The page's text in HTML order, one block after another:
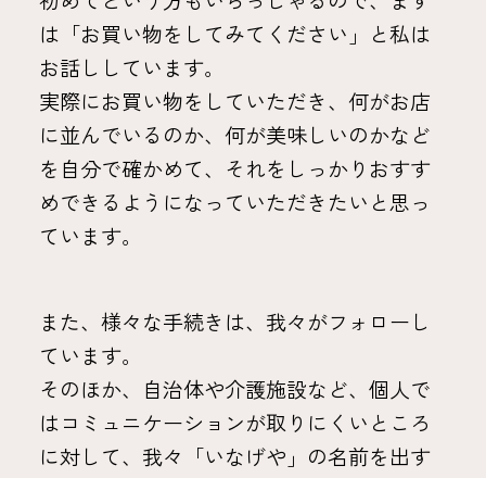
は「お買い物をしてみてください」と私は
お話ししています。
実際にお買い物をしていただき、何がお店
に並んでいるのか、何が美味しいのかなど
を自分で確かめて、それをしっかりおすす
めできるようになっていただきたいと思っ
ています。
また、様々な手続きは、我々がフォローし
ています。
そのほか、自治体や介護施設など、個人で
はコミュニケーションが取りにくいところ
に対して、我々「いなげや」の名前を出す